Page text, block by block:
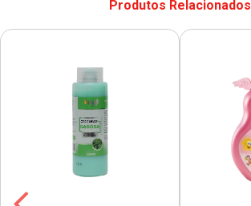
Produtos Relacionados